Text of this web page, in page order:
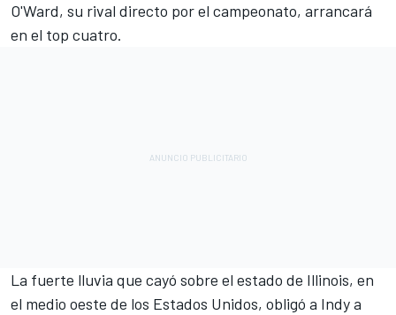
O'Ward, su rival directo por el campeonato, arrancará
en el top cuatro.
La fuerte lluvia que cayó sobre el estado de Illinois, en
el medio oeste de los Estados Unidos, obligó a Indy a